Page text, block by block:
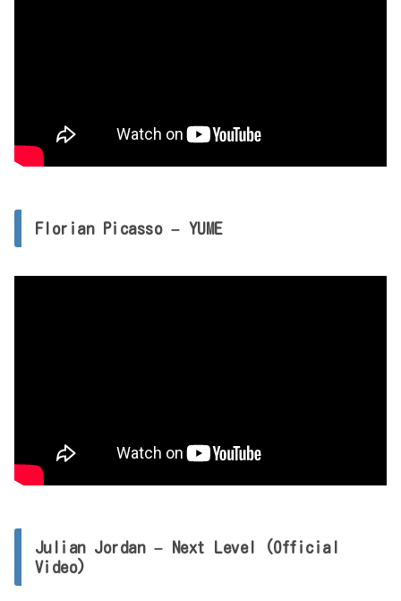
Florian Picasso – YUME
Julian Jordan – Next Level (Official
Video)